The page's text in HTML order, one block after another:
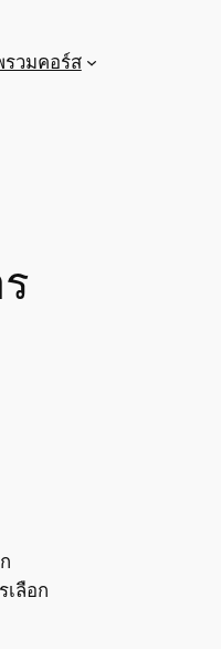
รวมคอร์ส
เลือก